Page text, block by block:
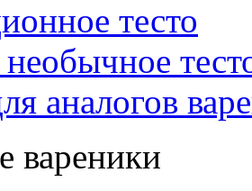
тесто
аналогов
вареники